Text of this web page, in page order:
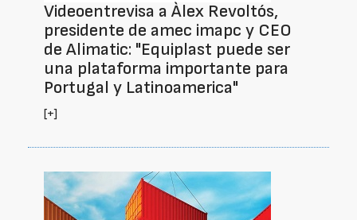
Videoentrevisa a Àlex Revoltós,
presidente de amec imapc y CEO
de Alimatic: "Equiplast puede ser
una plataforma importante para
Portugal y Latinoamerica"
[+]